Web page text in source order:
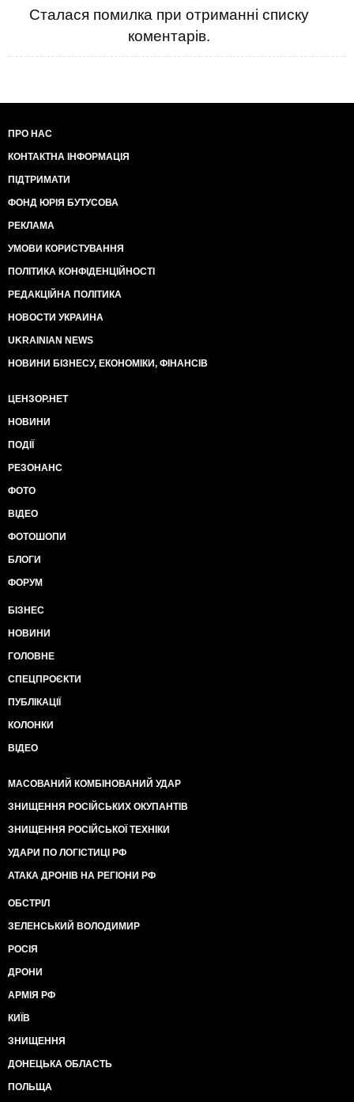
Сталася помилка при отриманні списку
коментарів.
ПРО НАС
КОНТАКТНА ІНФОРМАЦІЯ
ПІДТРИМАТИ
ФОНД ЮРІЯ БУТУСОВА
РЕКЛАМА
УМОВИ КОРИСТУВАННЯ
ПОЛІТИКА КОНФІДЕНЦІЙНОСТІ
РЕДАКЦІЙНА ПОЛІТИКА
НОВОСТИ УКРАИНА
UKRAINIAN NEWS
НОВИНИ БІЗНЕСУ, ЕКОНОМІКИ, ФІНАНСІВ
ЦЕНЗОР.НЕТ
НОВИНИ
ПОДІЇ
РЕЗОНАНС
ФОТО
ВІДЕО
ФОТОШОПИ
БЛОГИ
ФОРУМ
БІЗНЕС
НОВИНИ
ГОЛОВНЕ
СПЕЦПРОЄКТИ
ПУБЛІКАЦІЇ
КОЛОНКИ
ВІДЕО
МАСОВАНИЙ КОМБІНОВАНИЙ УДАР
ЗНИЩЕННЯ РОСІЙСЬКИХ ОКУПАНТІВ
ЗНИЩЕННЯ РОСІЙСЬКОЇ ТЕХНІКИ
УДАРИ ПО ЛОГІСТИЦІ РФ
АТАКА ДРОНІВ НА РЕГІОНИ РФ
ОБСТРІЛ
ЗЕЛЕНСЬКИЙ ВОЛОДИМИР
РОСІЯ
ДРОНИ
АРМІЯ РФ
КИЇВ
ЗНИЩЕННЯ
ДОНЕЦЬКА ОБЛАСТЬ
ПОЛЬЩА